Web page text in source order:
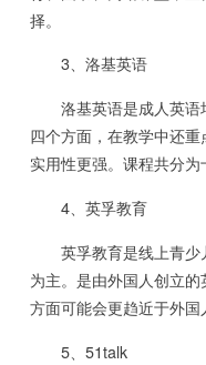
择。
3、洛基英语
洛基英语是成人英语
四个方面，在教学中还
实用性更强。课程共分为
4、英孚教育
英孚教育是线上青少
为主。是由外国人创立
方面可能会更趋近于外国
5、51talk